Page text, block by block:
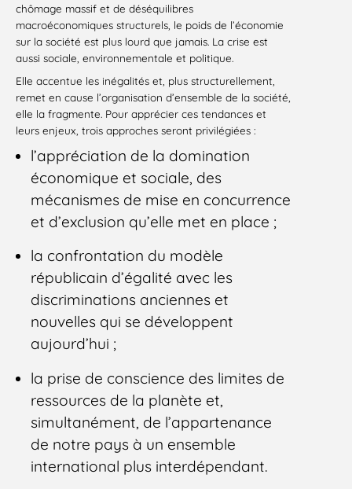
chômage massif et de déséquilibres
macroéconomiques structurels, le poids de l’économie
sur la société est plus lourd que jamais. La crise est
aussi sociale, environnementale et politique.
Elle accentue les inégalités et, plus structurellement,
remet en cause l’organisation d’ensemble de la société,
elle la fragmente. Pour apprécier ces tendances et
leurs enjeux, trois approches seront privilégiées :
l’appréciation de la domination
économique et sociale, des
mécanismes de mise en concurrence
et d’exclusion qu’elle met en place ;
la confrontation du modèle
républicain d’égalité avec les
discriminations anciennes et
nouvelles qui se développent
aujourd’hui ;
la prise de conscience des limites de
ressources de la planète et,
simultanément, de l’appartenance
de notre pays à un ensemble
international plus interdépendant.